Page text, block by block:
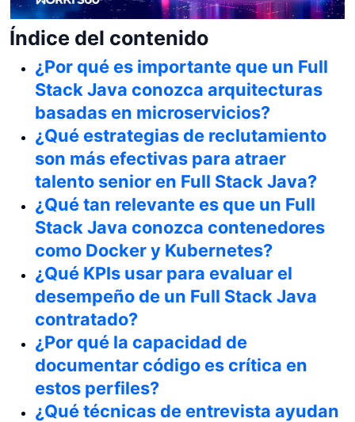
Índice del contenido
¿Por qué es importante que un Full
Stack Java conozca arquitecturas
basadas en microservicios?
¿Qué estrategias de reclutamiento
son más efectivas para atraer
talento senior en Full Stack Java?
¿Qué tan relevante es que un Full
Stack Java conozca contenedores
como Docker y Kubernetes?
¿Qué KPIs usar para evaluar el
desempeño de un Full Stack Java
contratado?
¿Por qué la capacidad de
documentar código es crítica en
estos perfiles?
¿Qué técnicas de entrevista ayudan